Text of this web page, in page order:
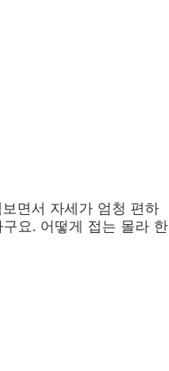
면서 자세가 엄청 편하
요. 어떻게 접는 몰라 한